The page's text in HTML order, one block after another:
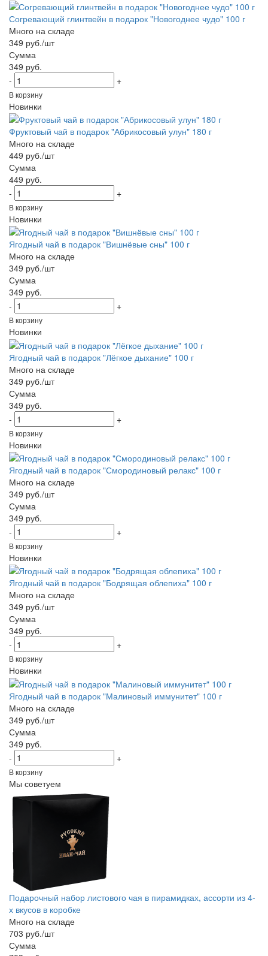
Согревающий глинтвейн в подарок "Новогоднее чудо" 100 г
Много на складе
349 руб./шт
Сумма
349 руб.
-
+
В корзину
Новинки
Фруктовый чай в подарок "Абрикосовый улун" 180 г
Много на складе
449 руб./шт
Сумма
449 руб.
-
+
В корзину
Новинки
Ягодный чай в подарок "Вишнёвые сны" 100 г
Много на складе
349 руб./шт
Сумма
349 руб.
-
+
В корзину
Новинки
Ягодный чай в подарок "Лёгкое дыхание" 100 г
Много на складе
349 руб./шт
Сумма
349 руб.
-
+
В корзину
Новинки
Ягодный чай в подарок "Смородиновый релакс" 100 г
Много на складе
349 руб./шт
Сумма
349 руб.
-
+
В корзину
Новинки
Ягодный чай в подарок "Бодрящая облепиха" 100 г
Много на складе
349 руб./шт
Сумма
349 руб.
-
+
В корзину
Новинки
Ягодный чай в подарок "Малиновый иммунитет" 100 г
Много на складе
349 руб./шт
Сумма
349 руб.
-
+
В корзину
Мы советуем
Подарочный набор листового чая в пирамидках, ассорти из 4-
х вкусов в коробке
Много на складе
703 руб./шт
Сумма